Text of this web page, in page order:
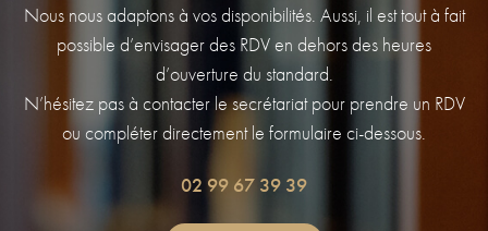
Nous nous adaptons à vos disponibilités. Aussi, il est tout à fait
possible d’envisager des RDV en dehors des heures
d’ouverture du standard.
N’hésitez pas à contacter le secrétariat pour prendre un RDV
ou compléter directement le formulaire ci-dessous.
02 99 67 39 39